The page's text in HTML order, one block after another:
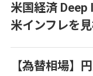
米国経済
米インフレを
【為替相場】